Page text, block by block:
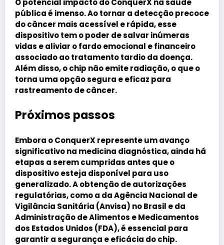
O potencial impacto do ConquerX na saúde
pública é imenso. Ao tornar a detecção precoce
do câncer mais acessível e rápida, esse
dispositivo tem o poder de salvar inúmeras
vidas e aliviar o fardo emocional e financeiro
associado ao tratamento tardio da doença.
Além disso, o chip não emite radiação, o que o
torna uma opção segura e eficaz para
rastreamento de câncer.
Próximos passos
Embora o ConquerX represente um avanço
significativo na medicina diagnóstica, ainda há
etapas a serem cumpridas antes que o
dispositivo esteja disponível para uso
generalizado. A obtenção de autorizações
regulatórias, como a da Agência Nacional de
Vigilância Sanitária (Anvisa) no Brasil e da
Administração de Alimentos e Medicamentos
dos Estados Unidos (FDA), é essencial para
garantir a segurança e eficácia do chip.